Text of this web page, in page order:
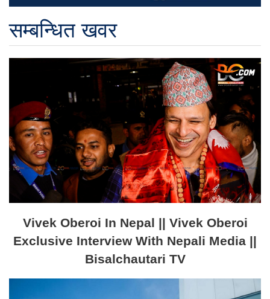
सम्बन्धित खवर
Vivek Oberoi In Nepal || Vivek Oberoi
Exclusive Interview With Nepali Media ||
Bisalchautari TV